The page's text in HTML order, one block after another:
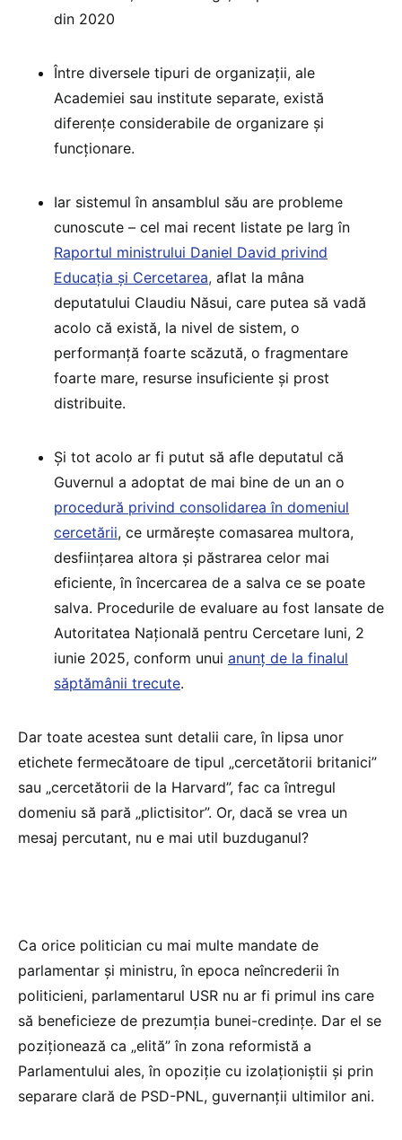
din 2020
Între diversele tipuri de organizații, ale
Academiei sau institute separate, există
diferențe considerabile de organizare și
funcționare.
Iar sistemul în ansamblul său are probleme
cunoscute – cel mai recent listate pe larg în
Raportul ministrului Daniel David privind
Educația și Cercetarea, aflat la mâna
deputatului Claudiu Năsui, care putea să vadă
acolo că există, la nivel de sistem, o
performanță foarte scăzută, o fragmentare
foarte mare, resurse insuficiente și prost
distribuite.
Și tot acolo ar fi putut să afle deputatul că
Guvernul a adoptat de mai bine de un an o
procedură privind consolidarea în domeniul
cercetării, ce urmărește comasarea multora,
desființarea altora și păstrarea celor mai
eficiente, în încercarea de a salva ce se poate
salva. Procedurile de evaluare au fost lansate de
Autoritatea Națională pentru Cercetare luni, 2
iunie 2025, conform unui anunț de la finalul
săptămânii trecute.
Dar toate acestea sunt detalii care, în lipsa unor
etichete fermecătoare de tipul „cercetătorii britanici”
sau „cercetătorii de la Harvard”, fac ca întregul
domeniu să pară „plictisitor”. Or, dacă se vrea un
mesaj percutant, nu e mai util buzduganul?
Ca orice politician cu mai multe mandate de
parlamentar și ministru, în epoca neîncrederii în
politicieni, parlamentarul USR nu ar fi primul ins care
să beneficieze de prezumția bunei-credințe. Dar el se
poziționează ca „elită” în zona reformistă a
Parlamentului ales, în opoziție cu izolaționiștii și prin
separare clară de PSD-PNL, guvernanții ultimilor ani.